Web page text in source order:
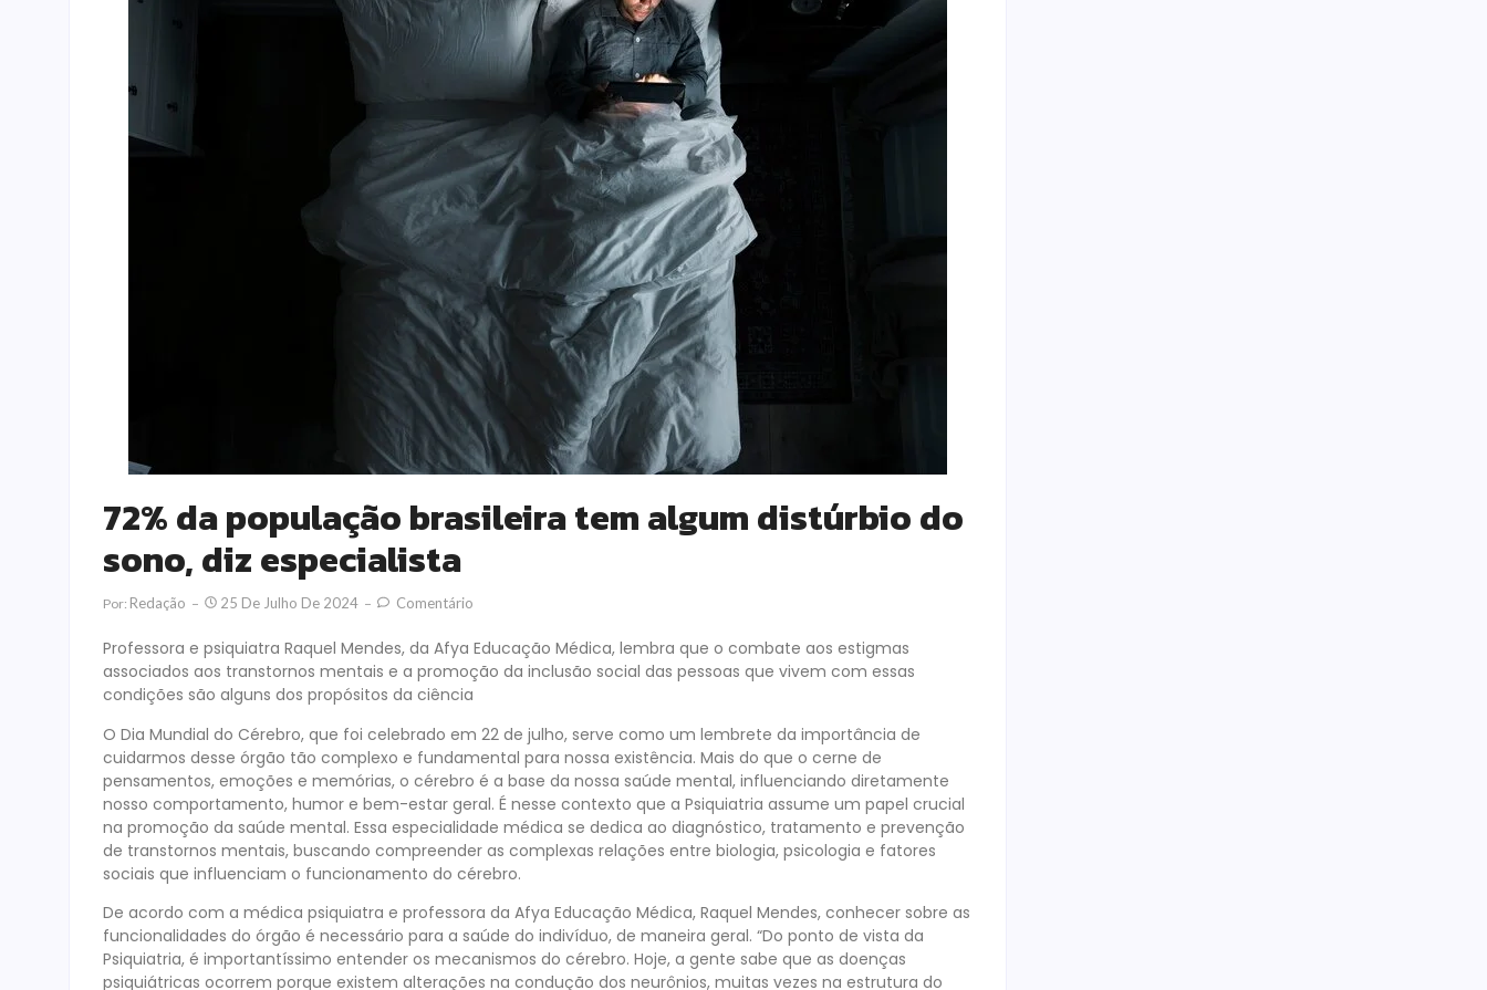
72% da população brasileira tem algum distúrbio do
sono, diz especialista
Por: Redação 25 De Julho De 2024 Comentário
Professora e psiquiatra Raquel Mendes, da Afya Educação Médica, lembra que o combate aos estigmas
associados aos transtornos mentais e a promoção da inclusão social das pessoas que vivem com essas
condições são alguns dos propósitos da ciência
O Dia Mundial do Cérebro, que foi celebrado em 22 de julho, serve como um lembrete da importância de
cuidarmos desse órgão tão complexo e fundamental para nossa existência. Mais do que o cerne de
pensamentos, emoções e memórias, o cérebro é a base da nossa saúde mental, influenciando diretamente
nosso comportamento, humor e bem-estar geral. É nesse contexto que a Psiquiatria assume um papel crucial
na promoção da saúde mental. Essa especialidade médica se dedica ao diagnóstico, tratamento e prevenção
de transtornos mentais, buscando compreender as complexas relações entre biologia, psicologia e fatores
sociais que influenciam o funcionamento do cérebro.
De acordo com a médica psiquiatra e professora da Afya Educação Médica, Raquel Mendes, conhecer sobre as
funcionalidades do órgão é necessário para a saúde do indivíduo, de maneira geral. “Do ponto de vista da
Psiquiatria, é importantíssimo entender os mecanismos do cérebro. Hoje, a gente sabe que as doenças
psiquiátricas ocorrem porque existem alterações na condução dos neurônios, muitas vezes na estrutura do